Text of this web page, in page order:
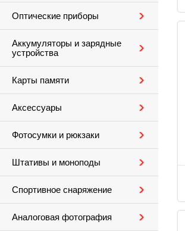
Оптические приборы
Аккумуляторы и зарядные
устройства
Карты памяти
Аксессуары
Фотосумки и рюкзаки
Штативы и моноподы
Спортивное снаряжение
Аналоговая фотография